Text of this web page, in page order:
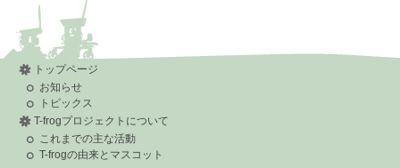
トップページ
お知らせ
トピックス
T-frogプロジェクトについて
これまでの主な活動
T-frogの由来とマスコット